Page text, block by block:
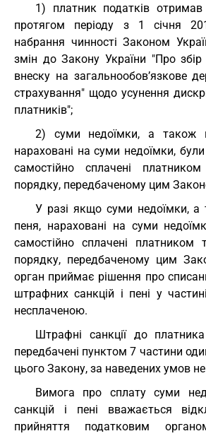
1) платник податків отримав
протягом періоду з 1 січня
набрання чинності Законом
змін до Закону України "Про
внеску на загальнообов’язкове
страхування" щодо усунення
платників";
2) суми недоїмки, а також
нараховані на суми недоїмки,
самостійно сплачені
порядку, передбаченому цим
У разі якщо суми недоїмки,
пеня, нараховані на суми
самостійно сплачені платником
порядку, передбаченому цим
орган приймає рішення про
штрафних санкцій і пені у
несплаченою.
Штрафні санкції до
передбачені пунктом 7 частини
цього Закону, за наведених умов
Вимога про сплату суми
санкцій і пені вважається
прийняття податковим